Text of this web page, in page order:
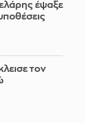
έψαξε
τον